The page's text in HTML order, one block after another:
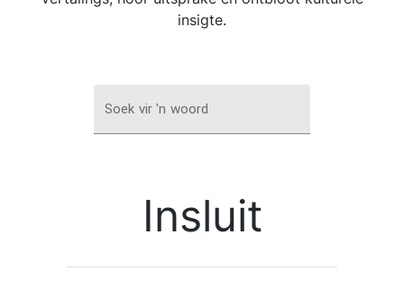
insigte.
Soek vir 'n woord
Insluit